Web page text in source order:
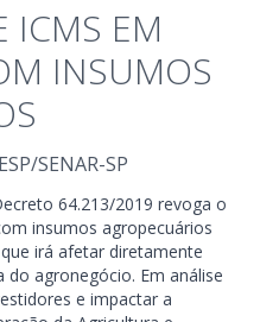
ICMS EM
INSUMOS
SENAR-SP
64.213/2019 revoga o
insumos agropecuários
irá afetar diretamente
do agronegócio. Em análise
e impactar a